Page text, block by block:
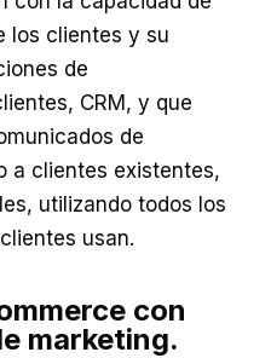
los clientes y su
de
CRM, y que
de
a clientes existentes,
utilizando todos los
usan.
con
marketing.